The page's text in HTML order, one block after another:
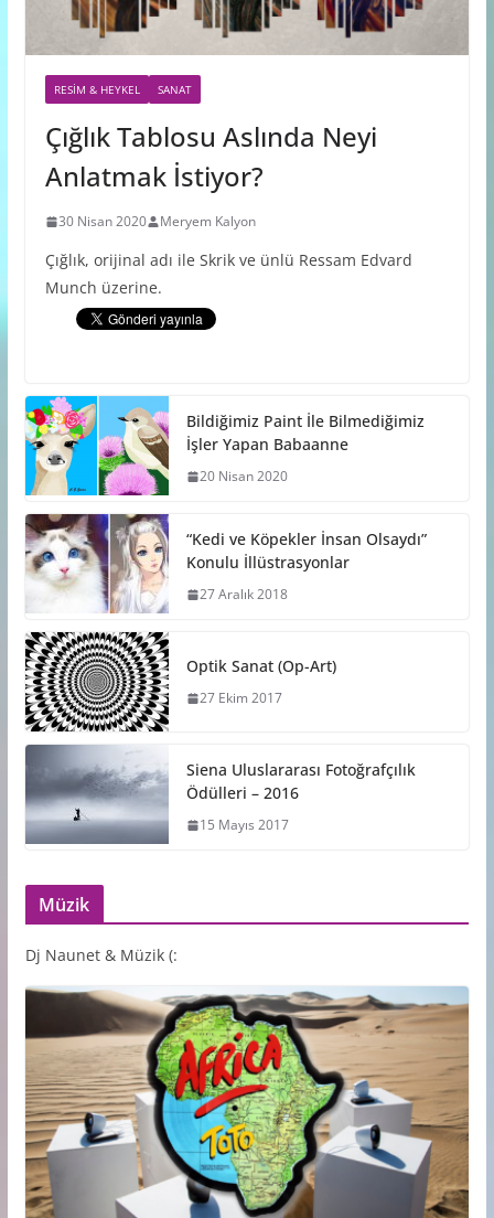
RESIM & HEYKEL SANAT
Çığlık Tablosu Aslında Neyi
Anlatmak İstiyor?
30 Nisan 2020 Meryem Kalyon
Çığlık, orijinal adı ile Skrik ve ünlü Ressam Edvard
Munch üzerine.
Bildiğimiz Paint İle Bilmediğimiz
İşler Yapan Babaanne
20 Nisan 2020
“Kedi ve Köpekler İnsan Olsaydı”
Konulu İllüstrasyonlar
27 Aralık 2018
Optik Sanat (Op-Art)
27 Ekim 2017
Siena Uluslararası Fotoğrafçılık
Ödülleri – 2016
15 Mayıs 2017
Müzik
Dj Naunet & Müzik (: